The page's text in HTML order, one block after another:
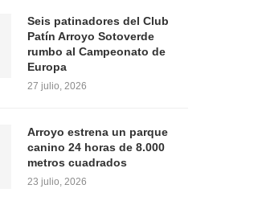
Seis patinadores del Club
Patín Arroyo Sotoverde
rumbo al Campeonato de
Europa
27 julio, 2026
Arroyo estrena un parque
canino 24 horas de 8.000
metros cuadrados
23 julio, 2026